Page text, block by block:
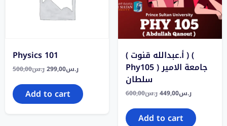
Physics 101
ر.س500,00 ر.س299,00
Add to cart
( أ.عبدالله قنوت ) (
Phy105 ) جامعة الامير
سلطان
ر.س600,00 ر.س449,00
Add to cart